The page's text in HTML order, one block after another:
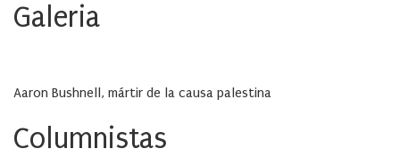
Galeria
Aaron Bushnell, mártir de la causa palestina
Columnistas